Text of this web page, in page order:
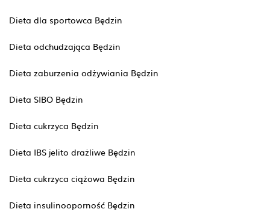
Dieta dla sportowca Będzin
Dieta odchudzająca Będzin
Dieta zaburzenia odżywiania Będzin
Dieta SIBO Będzin
Dieta cukrzyca Będzin
Dieta IBS jelito drażliwe Będzin
Dieta cukrzyca ciążowa Będzin
Dieta insulinooporność Będzin